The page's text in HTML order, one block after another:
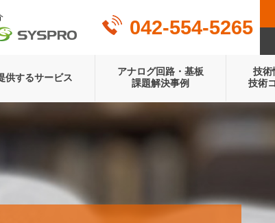
042-554-5265
供するサービス
アナログ回路・基板
課題解決事例
技術
技術